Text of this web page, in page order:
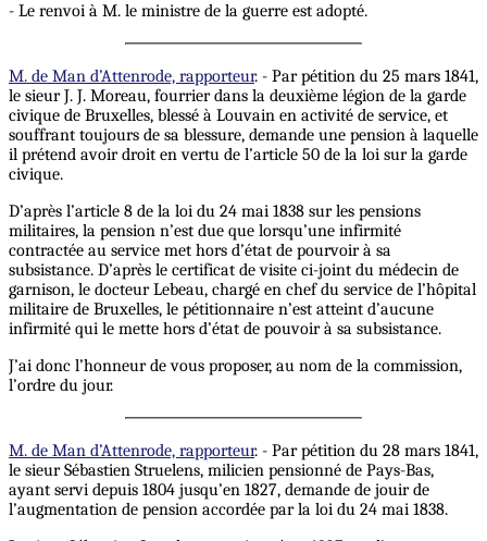
- Le renvoi à M. le ministre de la guerre est adopté.
M. de Man d’Attenrode, rapporteur. - Par pétition du 25 mars 1841,
le sieur J. J. Moreau, fourrier dans la deuxième légion de la garde
civique de Bruxelles, blessé à Louvain en activité de service, et
souffrant toujours de sa blessure, demande une pension à laquelle
il prétend avoir droit en vertu de l’article 50 de la loi sur la garde
civique.
D’après l’article 8 de la loi du 24 mai 1838 sur les pensions
militaires, la pension n’est due que lorsqu’une infirmité
contractée au service met hors d’état de pourvoir à sa
subsistance. D’après le certificat de visite ci-joint du médecin de
garnison, le docteur Lebeau, chargé en chef du service de l’hôpital
militaire de Bruxelles, le pétitionnaire n’est atteint d’aucune
infirmité qui le mette hors d’état de pouvoir à sa subsistance.
J’ai donc l’honneur de vous proposer, au nom de la commission,
l’ordre du jour.
M. de Man d’Attenrode, rapporteur. - Par pétition du 28 mars 1841,
le sieur Sébastien Struelens, milicien pensionné de Pays-Bas,
ayant servi depuis 1804 jusqu’en 1827, demande de jouir de
l’augmentation de pension accordée par la loi du 24 mai 1838.